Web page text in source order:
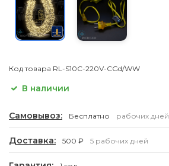
Код товара RL-S10C-220V-CGd/WW
В наличии
Самовывоз: Бесплатно рабочих дней
Доставка: 500 ₽ 5 рабочих дней